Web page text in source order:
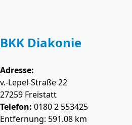
BKK Diakonie
Adresse:
v.-Lepel-Straße 22
27259 Freistatt
Telefon: 0180 2 553425
Entfernung: 591.08 km